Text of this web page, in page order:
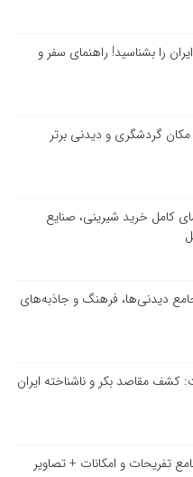
را بشناسید! راهنمای سفر و
کامل خرید شیرینی، صنایع
دیدنی‌ها، فرهنگ و جاذبه‌های
کشف مقاصد بکر و ناشناخته ایران
تفریحات و امکانات + تصاویر